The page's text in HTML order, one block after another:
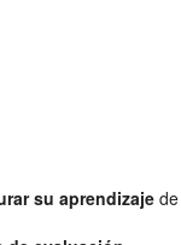
su aprendizaje